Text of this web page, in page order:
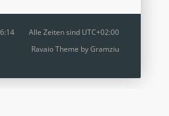
Alle Zeiten sind UTC+02:00
Ravaio Theme byGramziu